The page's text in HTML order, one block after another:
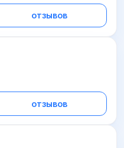
отзывов
отзывов